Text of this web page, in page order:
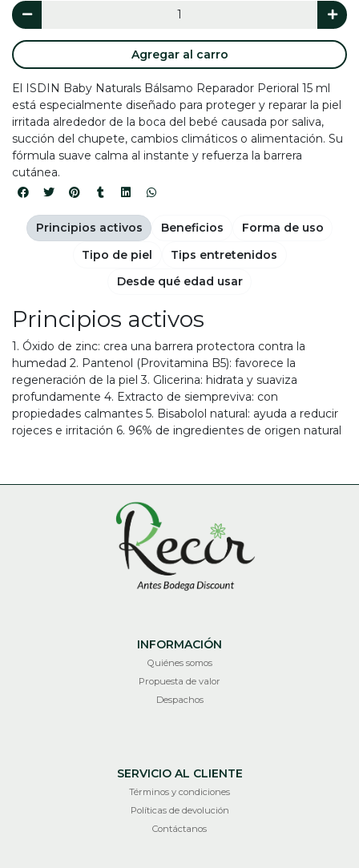
Agregar al carro
El ISDIN Baby Naturals Bálsamo Reparador Perioral 15 ml
está especialmente diseñado para proteger y reparar la piel
irritada alrededor de la boca del bebé causada por saliva,
succión del chupete, cambios climáticos o alimentación. Su
fórmula suave calma al instante y refuerza la barrera
cutánea.
Principios activos
1. Óxido de zinc: crea una barrera protectora contra la
humedad 2. Pantenol (Provitamina B5): favorece la
regeneración de la piel 3. Glicerina: hidrata y suaviza
profundamente 4. Extracto de siempreviva: con
propiedades calmantes 5. Bisabolol natural: ayuda a reducir
rojeces e irritación 6. 96% de ingredientes de origen natural
Principios activos Beneficios
Forma de uso
Tipo de piel
Tips entretenidos
Desde qué edad usar
INFORMACIÓN
Quiénes somos
Propuesta de valor
Despachos
SERVICIO AL CLIENTE
Términos y condiciones
Políticas de devolución
Contáctanos